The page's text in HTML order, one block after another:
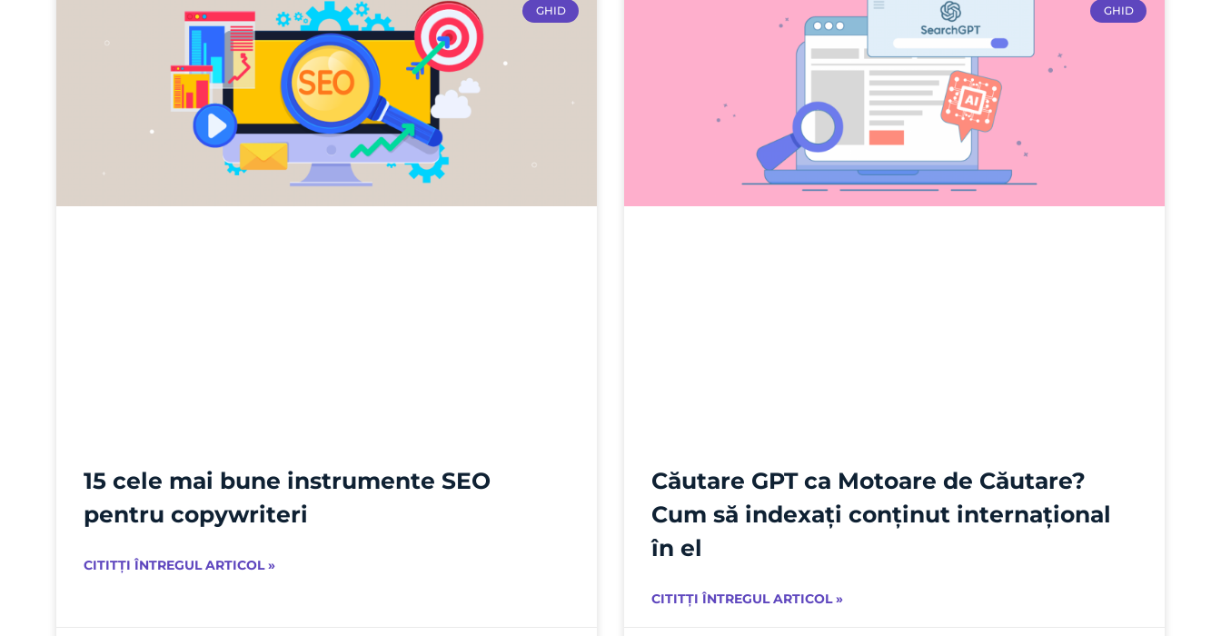
GHID
15 cele mai bune instrumente SEO
pentru copywriteri
CITITȚI ÎNTREGUL ARTICOL »
GHID
Căutare GPT ca Motoare de Căutare?
Cum să indexați conținut internațional
în el
CITITȚI ÎNTREGUL ARTICOL »